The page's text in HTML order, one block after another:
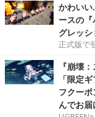
かわい
ースの
グレッ
正式版で
『崩壊
「限定
フクー
んでお届